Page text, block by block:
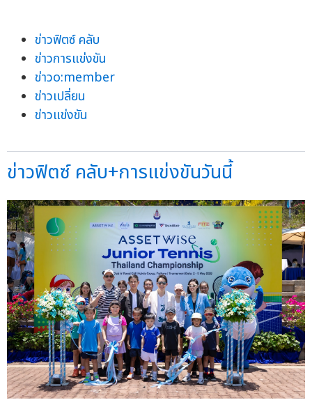
ข่าวฟิตซ์ คลับ
ข่าวการแข่งขัน
ข่าวo:member
ข่าวเปลี่ยน
ข่าวแข่งขัน
ข่าวฟิตซ์ คลับ+การแข่งขันวันนี้